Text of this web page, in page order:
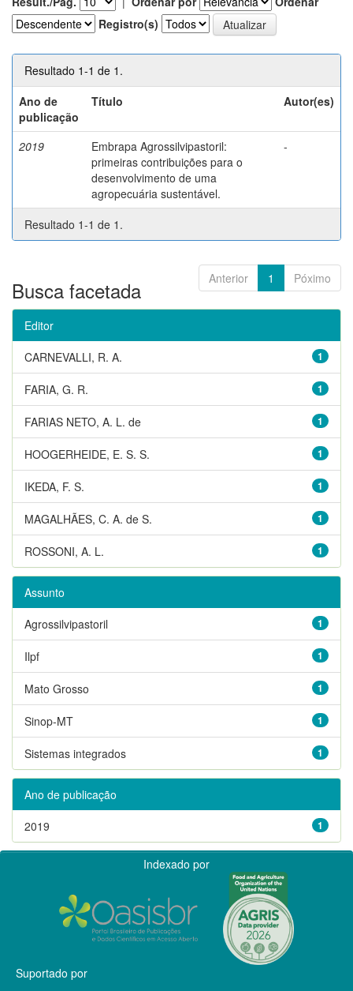
Registro(s)
Resultado 1-1 de 1.
Ano de
publicação
Título Autor(es)
2019
Embrapa Agrossilvipastoril:
primeiras contribuições para o
desenvolvimento de uma
agropecuária sustentável.
-
Resultado 1-1 de 1.
Anterior 1 Póximo
Busca facetada
Editor
1
CARNEVALLI, R. A.
1
FARIA, G. R.
1
FARIAS NETO, A. L. de
1
HOOGERHEIDE, E. S. S.
1
IKEDA, F. S.
1
MAGALHÃES, C. A. de S.
1
ROSSONI, A. L.
Assunto
1
Agrossilvipastoril
1
Ilpf
1
Mato Grosso
1
Sinop-MT
1
Sistemas integrados
Ano de publicação
1
2019
Indexado por
Suportado por